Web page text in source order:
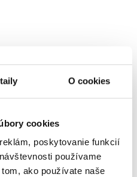
O cookies
cookies
poskytovanie funkcií
používame
ako používate naše